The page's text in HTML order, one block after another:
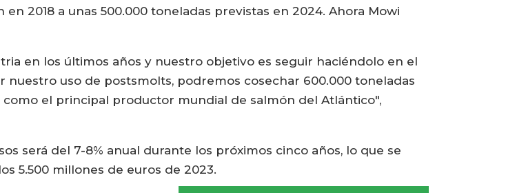
2018 a unas 500.000 toneladas previstas en 2024. Ahora Mowi
en los últimos años y nuestro objetivo es seguir haciéndolo en el
uso de postsmolts, podremos cosechar 600.000 toneladas
el principal productor mundial de salmón del Atlántico",
será del 7-8% anual durante los próximos cinco años, lo que se
5.500 millones de euros de 2023.